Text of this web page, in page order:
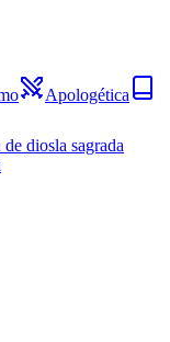
Apologética
de diosla sagrada